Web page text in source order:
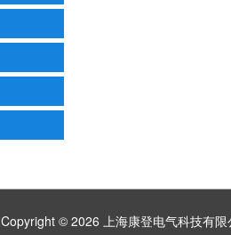
Copyright © 2026 上海康登电气科技有